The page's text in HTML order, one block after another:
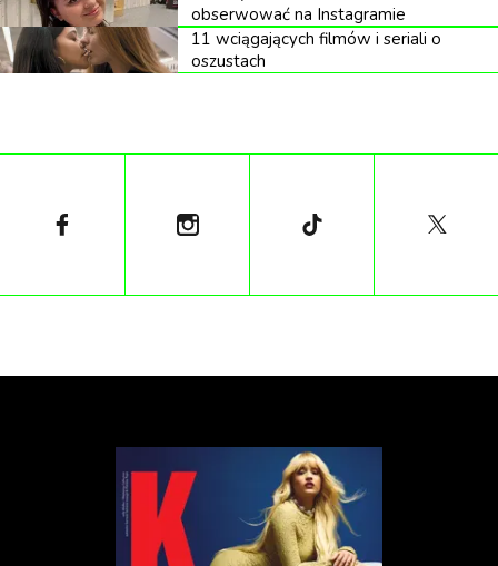
obserwować na Instagramie
11 wciągających filmów i seriali o
oszustach